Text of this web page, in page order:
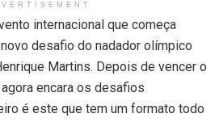
internacional que começa
desafio do nadador olímpico
Martins. Depois de vencer o
encara os desafios
é este que tem um formato todo